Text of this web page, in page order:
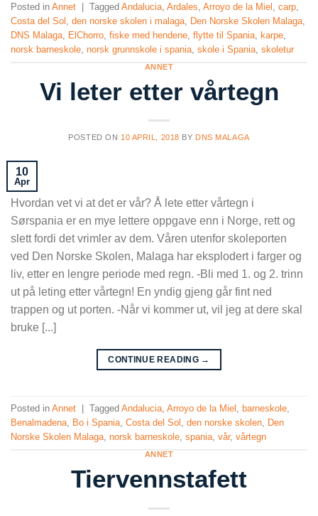
Posted in Annet | Tagged Andalucia Ardales Arroyo de la Miel carp
Costa del Sol den norske skolen i malaga Den Norske Skolen Malaga
DNS Malaga ElChorro fiske med hendene flytte til Spania karpe
norsk barneskole norsk grunnskole i spania skole i Spania skoletur
ANNET
Vi leter etter vårtegn
POSTED ON 10 APRIL, 2018 BY DNS MALAGA
10
Apr
Hvordan vet vi at det er vår? Å lete etter vårtegn i
Sørspania er en mye lettere oppgave enn i Norge, rett og
slett fordi det vrimler av dem. Våren utenfor skoleporten
ved Den Norske Skolen, Malaga har eksplodert i farger og
liv, etter en lengre periode med regn. -Bli med 1. og 2. trinn
ut på leting etter vårtegn! En yndig gjeng går fint ned
trappen og ut porten. -Når vi kommer ut, vil jeg at dere skal
bruke [...]
CONTINUE READING →
Posted in Annet Tagged Andalucia Arroyo de la Miel barneskole
Benalmadena
Bo i Spania Costa del Sol den norske skolen
Den
Norske Skolen Malaga norsk barneskole spania vår, vårtegn
ANNET
Tiervennstafett